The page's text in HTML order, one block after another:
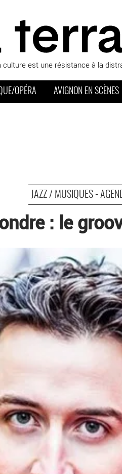
culture est une résistance à la
OPÉRA AVIGNON EN SCÈNES
JAZZ / MUSIQUES -
: le